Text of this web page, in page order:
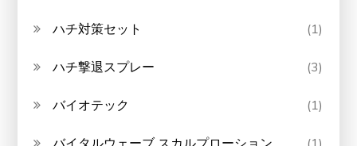
ハチ対策セット (1)
ハチ撃退スプレー (3)
バイオテック (1)